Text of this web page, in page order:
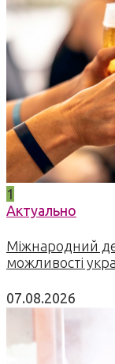
1
Актуально
Міжнародний
можливості
07.08.2026